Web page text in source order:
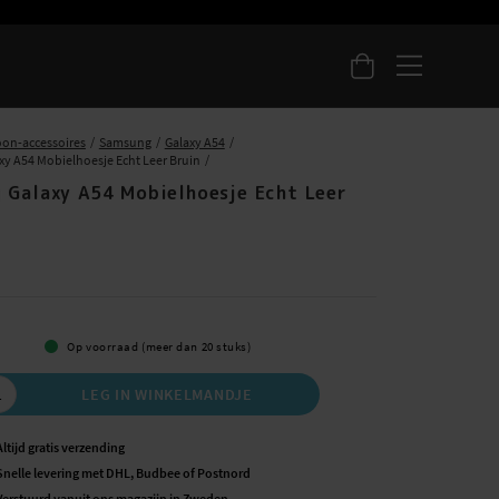
accessoires Samsung
Galaxy A54
A54 Mobielhoesje Echt Leer Bruin
Galaxy A54 Mobielhoesje Echt Leer
Op voorraad (meer dan 20 stuks)
LEG IN WINKELMANDJE
gratis verzending
levering met DHL, Budbee of Postnord